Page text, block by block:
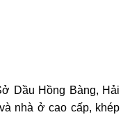
Dầu Hồng Bàng, Hải
nhà ở cao cấp, khép